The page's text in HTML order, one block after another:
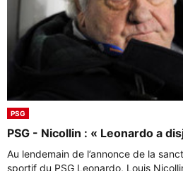
PSG
PSG - Nicollin : « Leonardo a
Au lendemain de l’annonce de la
sportif du PSG Leonardo, Louis